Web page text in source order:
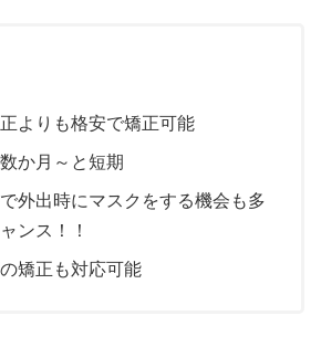
よりも格安で矯正可能
か月～と短期
外出時にマスクをする機会も多
ンス！！
矯正も対応可能